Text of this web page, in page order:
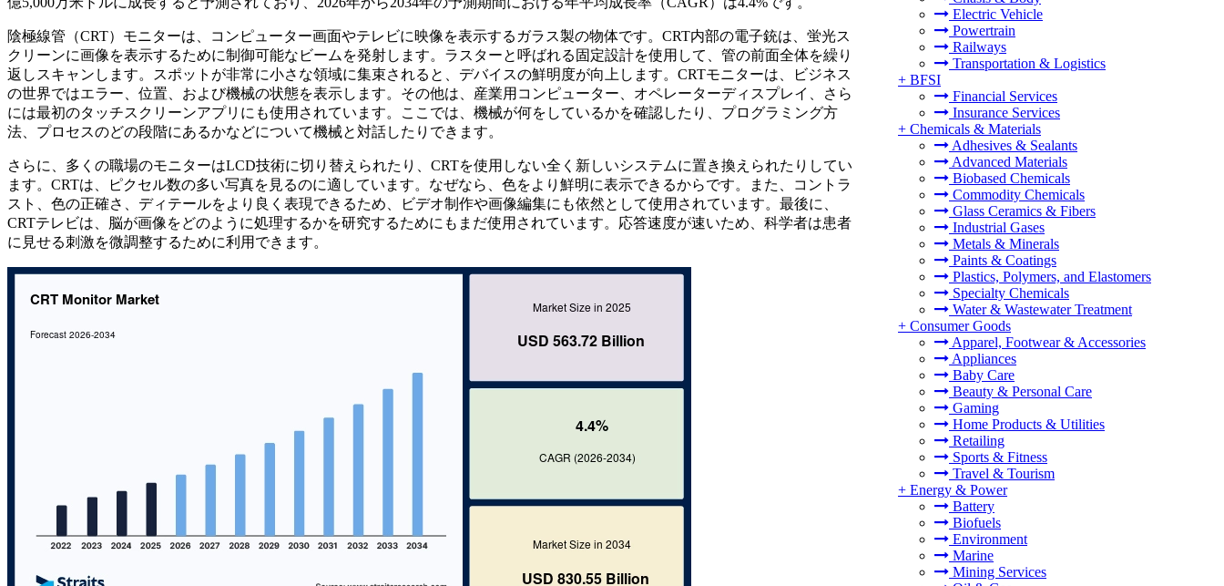
Electric Vehicle
Powertrain
Railways
Transportation & Logistics
+ BFSI
Financial Services
Insurance Services
+ Chemicals & Materials
Adhesives & Sealants
Advanced Materials
Biobased Chemicals
Commodity Chemicals
Glass Ceramics & Fibers
Industrial Gases
Metals & Minerals
Paints & Coatings
Plastics, Polymers, and Elastomers
Specialty Chemicals
Water & Wastewater Treatment
+ Consumer Goods
Apparel, Footwear & Accessories
Appliances
Baby Care
Beauty & Personal Care
Gaming
Home Products & Utilities
Retailing
Sports & Fitness
Travel & Tourism
+ Energy & Power
Battery
Biofuels
Environment
Marine
Mining Services
陰極線管（CRT）モニターは、コンピューター画面やテレビに映像を表示するガラス製の物体です。CRT内部の電子銃は、蛍光ス
クリーンに画像を表示するために制御可能なビームを発射します。ラスターと呼ばれる固定設計を使用して、管の前面全体を繰り
返しスキャンします。スポットが非常に小さな領域に集束されると、デバイスの鮮明度が向上します。CRTモニターは、ビジネス
の世界ではエラー、位置、および機械の状態を表示します。その他は、産業用コンピューター、オペレーターディスプレイ、さら
には最初のタッチスクリーンアプリにも使用されています。ここでは、機械が何をしているかを確認したり、プログラミング方
法、プロセスのどの段階にあるかなどについて機械と対話したりできます。
さらに、多くの職場のモニターはLCD技術に切り替えられたり、CRTを使用しない全く新しいシステムに置き換えられたりしてい
ます。CRTは、ピクセル数の多い写真を見るのに適しています。なぜなら、色をより鮮明に表示できるからです。また、コントラ
スト、色の正確さ、ディテールをより良く表現できるため、ビデオ制作や画像編集にも依然として使用されています。最後に、
CRTテレビは、脳が画像をどのように処理するかを研究するためにもまだ使用されています。応答速度が速いため、科学者は患者
に見せる刺激を微調整するために利用できます。